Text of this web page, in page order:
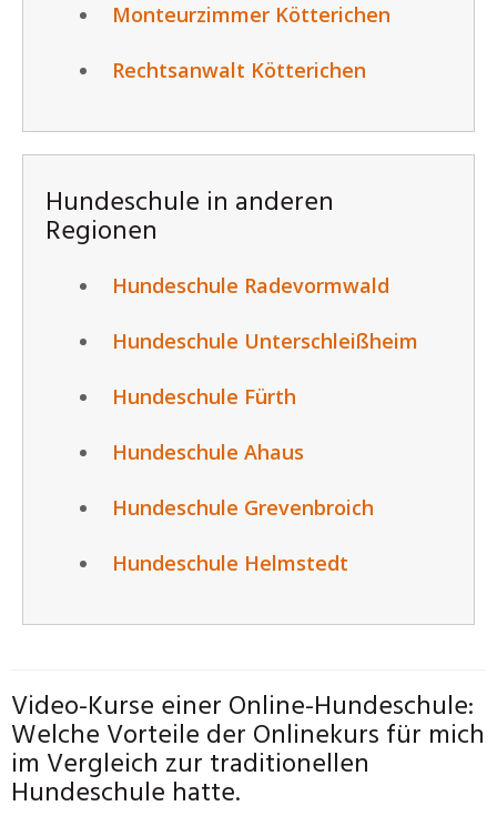
Monteurzimmer Kötterichen
Rechtsanwalt Kötterichen
Hundeschule in anderen
Regionen
Hundeschule Radevormwald
Hundeschule Unterschleißheim
Hundeschule Fürth
Hundeschule Ahaus
Hundeschule Grevenbroich
Hundeschule Helmstedt
Video-Kurse einer Online-Hundeschule:
Welche Vorteile der Onlinekurs für mich
im Vergleich zur traditionellen
Hundeschule hatte.